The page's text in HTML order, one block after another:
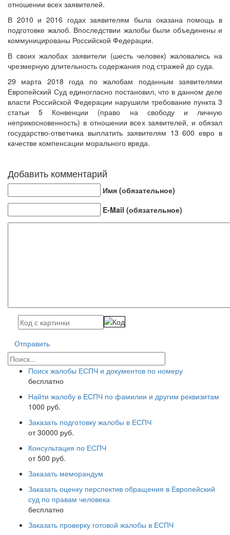
отношении всех заявителей.
В 2010 и 2016 годах заявителям была оказана помощь в
подготовке жалоб. Впоследствии жалобы были объединены и
коммуницированы Российской Федерации.
В своих жалобах заявители (шесть человек) жаловались на
чрезмерную длительность содержания под стражей до суда.
29 марта 2018 года по жалобам поданным заявителями
Европейский Суд единогласно постановил, что в данном деле
власти Российской Федерации нарушили требование пункта 3
статьи 5 Конвенции (право на свободу и личную
неприкосновенность) в отношении всех заявителей, и обязал
государство-ответчика выплатить заявителям 13 600 евро в
качестве компенсации морального вреда.
Добавить комментарий
Имя (обязательное)
E-Mail (обязательное)
Отправить
Поиск жалобы ЕСПЧ и документов по номеру
бесплатно
Найти жалобу в ЕСПЧ по фамилии и другим реквизитам
1000 руб.
Заказать подготовку жалобы в ЕСПЧ
от 30000 руб.
Консультация по ЕСПЧ
от 500 руб.
Заказать меморандум
Заказать оценку перспектив обращения в Европейский
суд по правам человека
бесплатно
Заказать проверку готовой жалобы в ЕСПЧ